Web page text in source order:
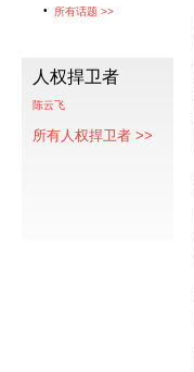
所有话题 >>
人权捍卫者
陈云飞
所有人权捍卫者 >>